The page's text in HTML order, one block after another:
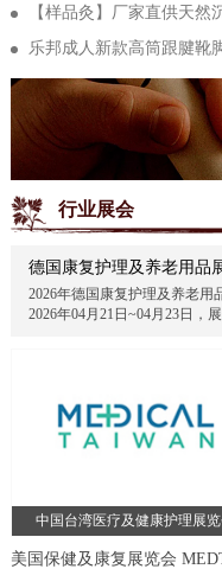
【样品灸】厂家直供天然
乐邦成人新款高筒跟腱靴
行业展会
德国康复护理及养老用品
2026年德国康复护理及养老用
2026年04月21日~04月23日，
中国台湾医疗及健康护理展
Medical Taiwan
美国保健及康复展览会